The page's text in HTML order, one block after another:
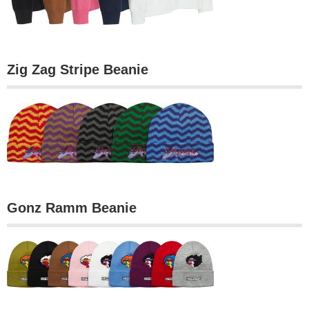
Zig Zag Stripe Beanie
Gonz Ramm Beanie